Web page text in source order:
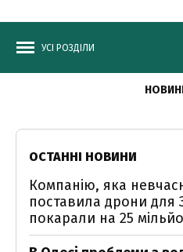
УСІ РОЗДІЛИ
ОСТАННІ НОВИНИ
Компанію, яка
поставила дрони для
покарали на 25